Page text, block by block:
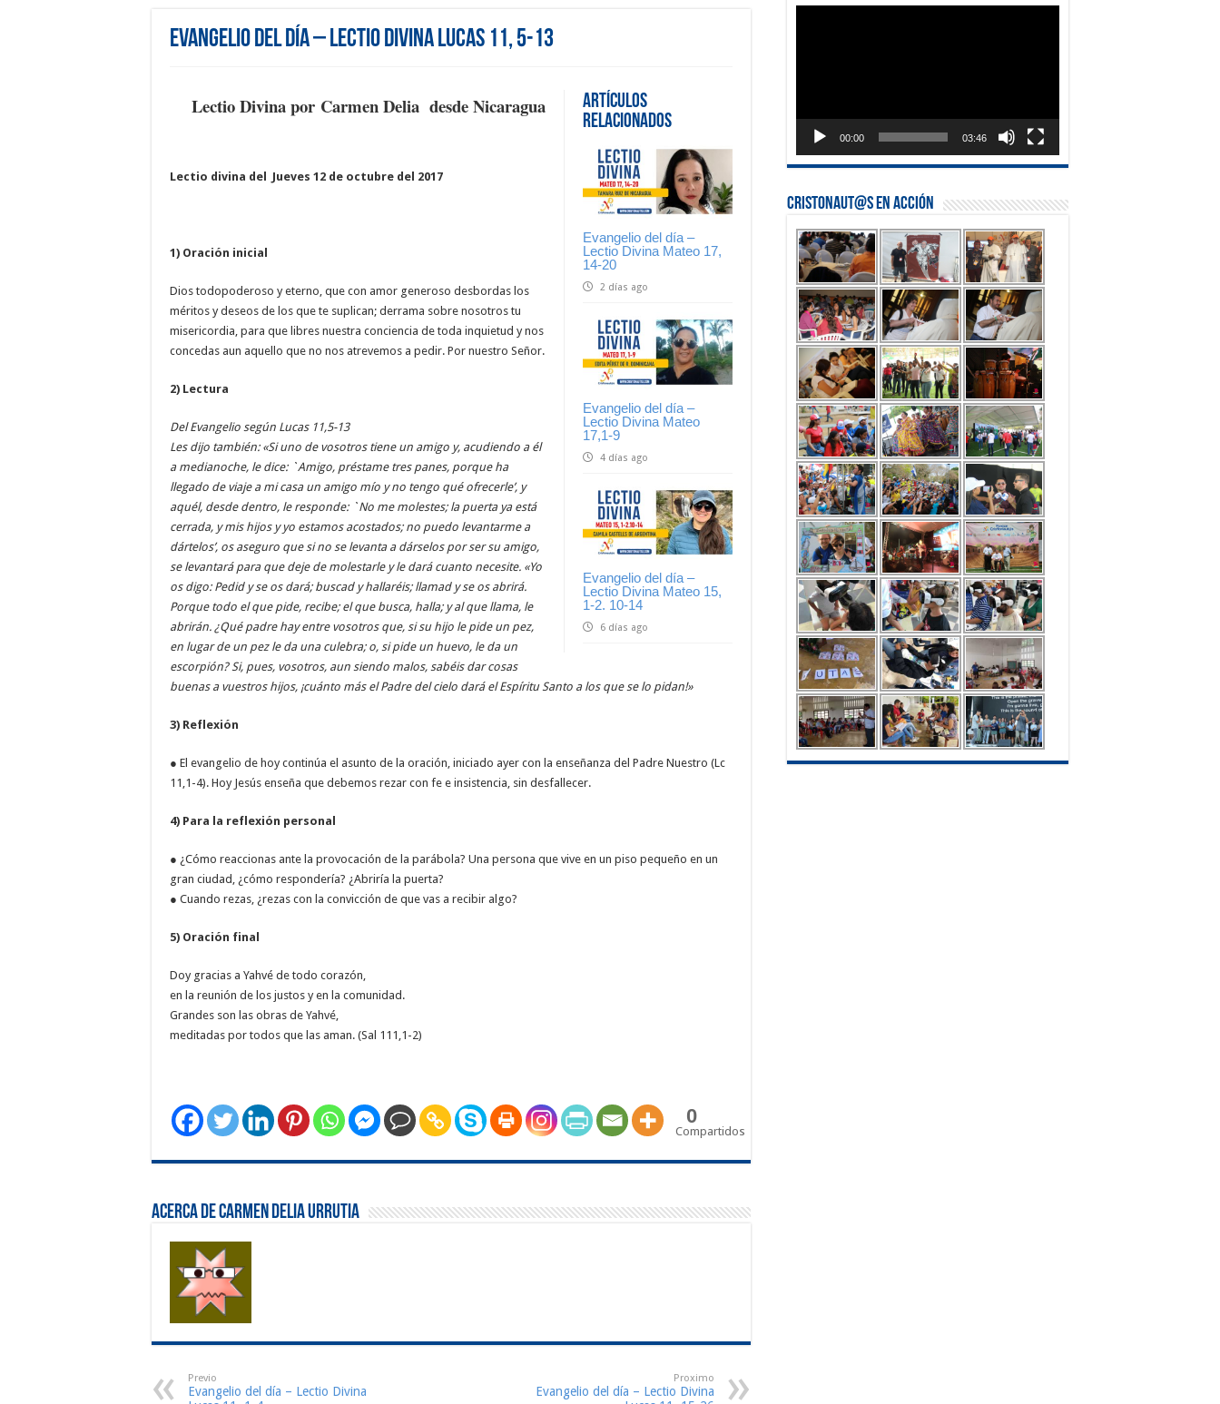
Evangelio del día – Lectio Divina Lucas 11, 5-13
Artículos
Relacionados
Evangelio del día –
Lectio Divina Mateo 17,
14-20
2 días ago
Evangelio del día –
Lectio Divina Mateo
17,1-9
4 días ago
Evangelio del día –
Lectio Divina Mateo 15,
1-2. 10-14
6 días ago
Lectio Divina por Carmen Delia desde Nicaragua
Lectio divina del Jueves 12 de octubre del 2017
1) Oración inicial
Dios todopoderoso y eterno, que con amor generoso desbordas los
méritos y deseos de los que te suplican; derrama sobre nosotros tu
misericordia, para que libres nuestra conciencia de toda inquietud y nos
concedas aun aquello que no nos atrevemos a pedir. Por nuestro Señor.
2) Lectura
Del Evangelio según Lucas 11,5-13
Les dijo también: «Si uno de vosotros tiene un amigo y, acudiendo a él
a medianoche, le dice: `Amigo, préstame tres panes, porque ha
llegado de viaje a mi casa un amigo mío y no tengo qué ofrecerle’, y
aquél, desde dentro, le responde: `No me molestes; la puerta ya está
cerrada, y mis hijos y yo estamos acostados; no puedo levantarme a
dártelos’, os aseguro que si no se levanta a dárselos por ser su amigo,
se levantará para que deje de molestarle y le dará cuanto necesite. «Yo
os digo: Pedid y se os dará; buscad y hallaréis; llamad y se os abrirá.
Porque todo el que pide, recibe; el que busca, halla; y al que llama, le
abrirán. ¿Qué padre hay entre vosotros que, si su hijo le pide un pez,
en lugar de un pez le da una culebra; o, si pide un huevo, le da un
escorpión? Si, pues, vosotros, aun siendo malos, sabéis dar cosas
buenas a vuestros hijos, ¡cuánto más el Padre del cielo dará el Espíritu Santo a los que se lo pidan!»
3) Reflexión
● El evangelio de hoy continúa el asunto de la oración, iniciado ayer con la enseñanza del Padre Nuestro (Lc
11,1-4). Hoy Jesús enseña que debemos rezar con fe e insistencia, sin desfallecer.
4) Para la reflexión personal
● ¿Cómo reaccionas ante la provocación de la parábola? Una persona que vive en un piso pequeño en un
gran ciudad, ¿cómo respondería? ¿Abriría la puerta?
● Cuando rezas, ¿rezas con la convicción de que vas a recibir algo?
5) Oración final
Doy gracias a Yahvé de todo corazón,
en la reunión de los justos y en la comunidad.
Grandes son las obras de Yahvé,
meditadas por todos que las aman. (Sal 111,1-2)
0
Compartidos
Acerca de Carmen Delia Urrutia
Previo
Evangelio del día – Lectio Divina
Proximo
Evangelio del día – Lectio Divina
00:00 03:46
Cristonaut@s en Acción